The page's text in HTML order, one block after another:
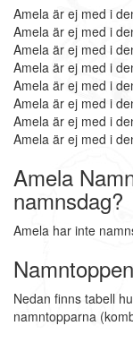
Amela är ej med i
Amela är ej med i
Amela är ej med i
Amela är ej med i
Amela är ej med i
Amela är ej med i
Amela är ej med i
Amela är ej med i
Amela
namnsdag?
Amela har inte
Nedan finns tabell
namntopparna